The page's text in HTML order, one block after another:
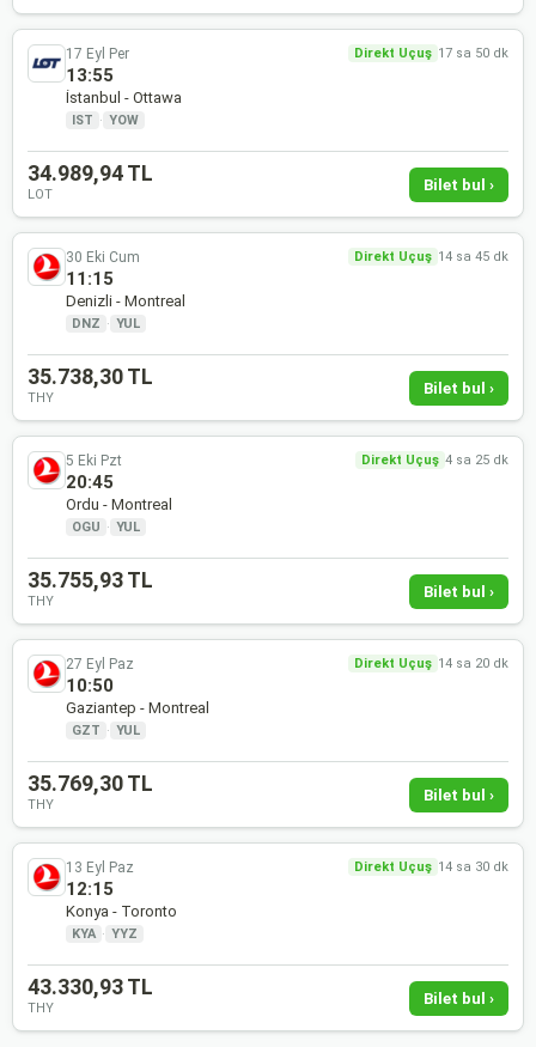
17 Eyl Per Direkt Uçuş 17 sa 50 dk
13:55
İstanbul - Ottawa
IST · YOW
34.989,94 TL
LOT
Bilet bul ›
30 Eki Cum Direkt Uçuş 14 sa 45 dk
11:15
Denizli - Montreal
DNZ · YUL
35.738,30 TL
THY
Bilet bul ›
5 Eki Pzt Direkt Uçuş 4 sa 25 dk
20:45
Ordu - Montreal
OGU · YUL
35.755,93 TL
THY
Bilet bul ›
27 Eyl Paz Direkt Uçuş 14 sa 20 dk
10:50
Gaziantep - Montreal
GZT · YUL
35.769,30 TL
THY
Bilet bul ›
13 Eyl Paz Direkt Uçuş 14 sa 30 dk
12:15
Konya - Toronto
KYA · YYZ
43.330,93 TL
THY
Bilet bul ›